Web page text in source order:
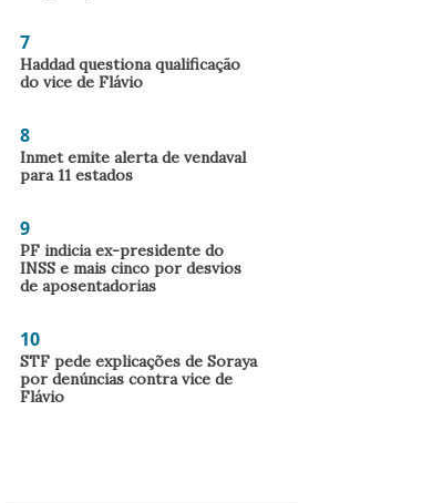
7
Haddad questiona qualificação
do vice de Flávio
8
Inmet emite alerta de vendaval
para 11 estados
9
PF indicia ex-presidente do
INSS e mais cinco por desvios
de aposentadorias
10
STF pede explicações de Soraya
por denúncias contra vice de
Flávio